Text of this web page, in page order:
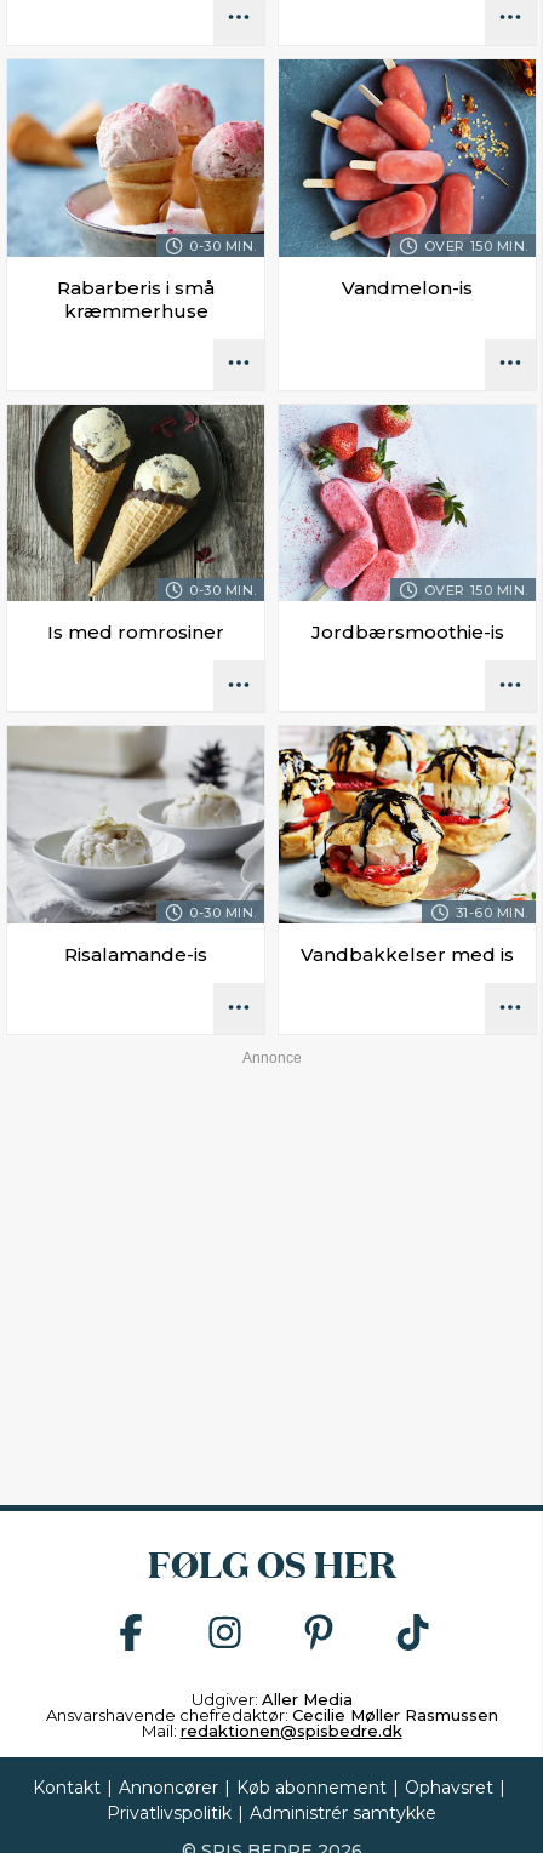
0-30 MIN.
Rabarberis i små
kræmmerhuse
OVER 150 MIN.
Vandmelon-is
0-30 MIN.
Is med romrosiner
OVER 150 MIN.
Jordbærsmoothie-is
0-30 MIN.
Risalamande-is
31-60 MIN.
Vandbakkelser med is
FØLG OS HER
Udgiver: Aller Media
Ansvarshavende chefredaktør: Cecilie Møller Rasmussen
Mail: redaktionen@spisbedre.dk
Kontakt | Annoncører | Køb abonnement | Ophavsret |
Privatlivspolitik | Administrér samtykke